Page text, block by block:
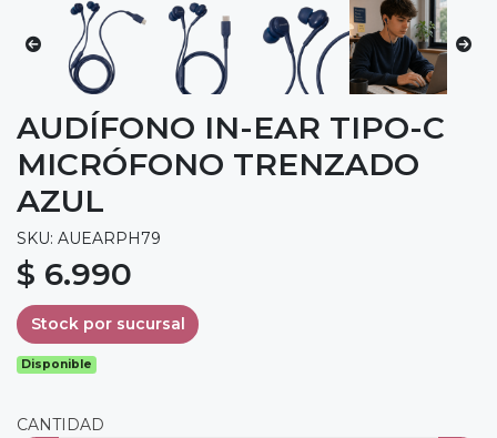
AUDÍFONO IN-EAR TIPO-C
MICRÓFONO TRENZADO
AZUL
SKU: AUEARPH79
$ 6.990
Stock por sucursal
Disponible
CANTIDAD